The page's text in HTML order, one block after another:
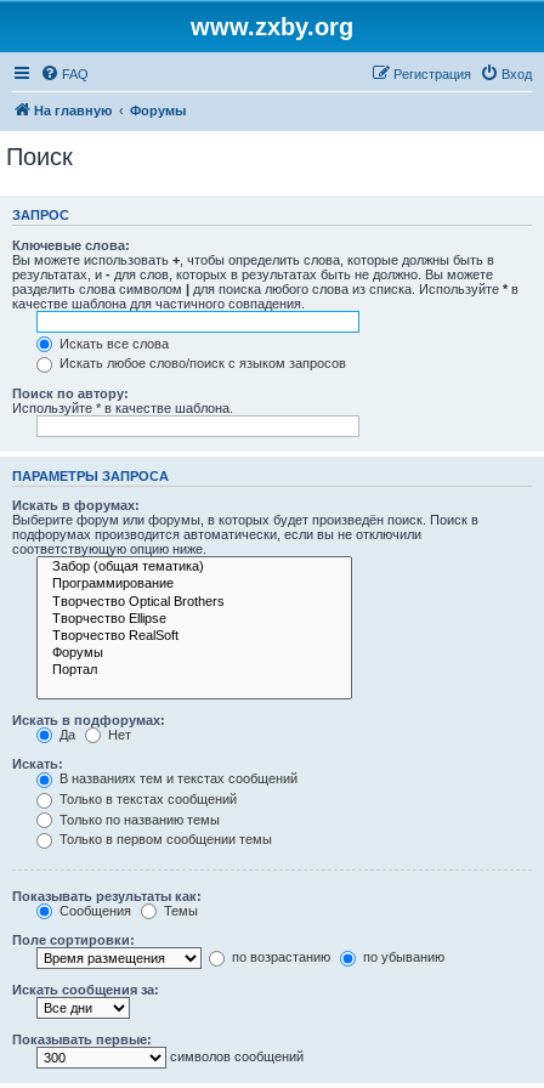
www.zxby.org
FAQ Вход
Регистрация
На главную Форумы
Поиск
ЗАПРОС
Ключевые слова:
Вы можете использовать + , чтобы определить слова, которые должны быть в
результатах, и - для слов, которых в результатах быть не должно. Вы можете
разделить слова символом | для поиска любого слова из списка. Используйте * в
качестве шаблона для частичного совпадения.
Искать все слова
Искать любое слово/поиск с языком запросов
Поиск по автору:
Используйте * в качестве шаблона.
ПАРАМЕТРЫ ЗАПРОСА
Искать в форумах:
Выберите форум или форумы, в которых будет произведён поиск. Поиск в
подфорумах производится автоматически, если вы не отключили
соответствующую опцию ниже.
Искать в подфорумах:
Да
Нет
Искать:
В названиях тем и текстах сообщений
Только в текстах сообщений
Только по названию темы
Только в первом сообщении темы
Показывать результаты как:
Сообщения
Темы
Поле сортировки:
по возрастанию
по убыванию
Искать сообщения за:
Показывать первые:
символов сообщений